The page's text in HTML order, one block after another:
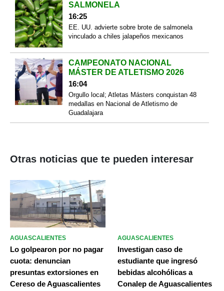
SALMONELA
16:25
EE. UU. advierte sobre brote de salmonela
vinculado a chiles jalapeños mexicanos
CAMPEONATO NACIONAL
MÁSTER DE ATLETISMO 2026
16:04
Orgullo local; Atletas Másters conquistan 48
medallas en Nacional de Atletismo de
Guadalajara
Otras noticias que te pueden interesar
AGUASCALIENTES
Lo golpearon por no pagar
cuota: denuncian
presuntas extorsiones en
Cereso de Aguascalientes
AGUASCALIENTES
Investigan caso de
estudiante que ingresó
bebidas alcohólicas a
Conalep de Aguascalientes